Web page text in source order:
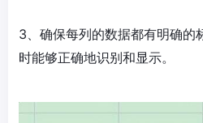
3、确保每列的数据都有明确的
时能够正确地识别和显示。